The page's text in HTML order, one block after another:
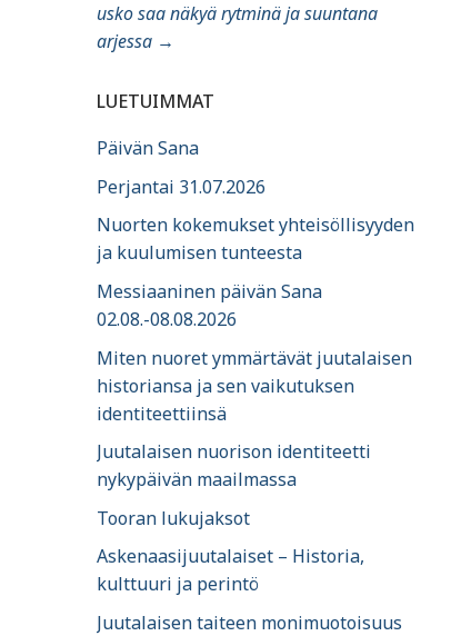
usko saa näkyä rytminä ja suuntana
arjessa →
LUETUIMMAT
Päivän Sana
Perjantai 31.07.2026
Nuorten kokemukset yhteisöllisyyden
ja kuulumisen tunteesta
Messiaaninen päivän Sana
02.08.-08.08.2026
Miten nuoret ymmärtävät juutalaisen
historiansa ja sen vaikutuksen
identiteettiinsä
Juutalaisen nuorison identiteetti
nykypäivän maailmassa
Tooran lukujaksot
Askenaasijuutalaiset – Historia,
kulttuuri ja perintö
Juutalaisen taiteen monimuotoisuus